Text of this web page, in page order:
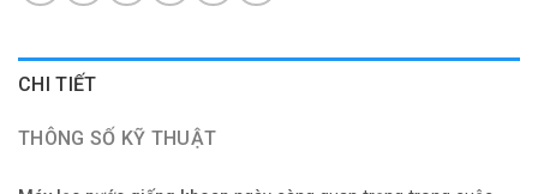
CHI TIẾT
THÔNG SỐ KỸ THUẬT